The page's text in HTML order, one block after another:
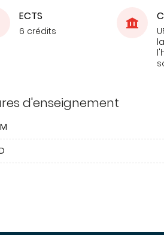
ECTS
6 crédits
d'enseignement